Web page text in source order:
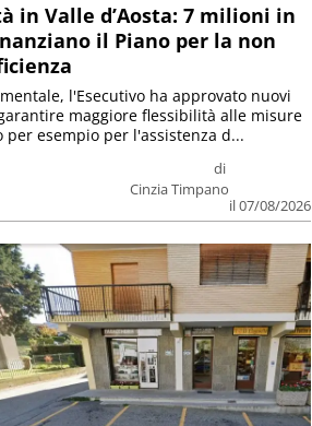
in Valle d’Aosta: 7 milioni in
il Piano per la non
di
Cinzia Timpano
il 07/08/2026
l'Esecutivo ha approvato nuovi
maggiore flessibilità alle misure
per esempio per l'assistenza d...